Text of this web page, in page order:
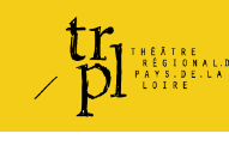
TRPL -
Théâtre
Régional